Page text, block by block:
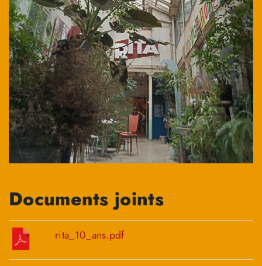
Documents joints
rita_10_ans.pdf